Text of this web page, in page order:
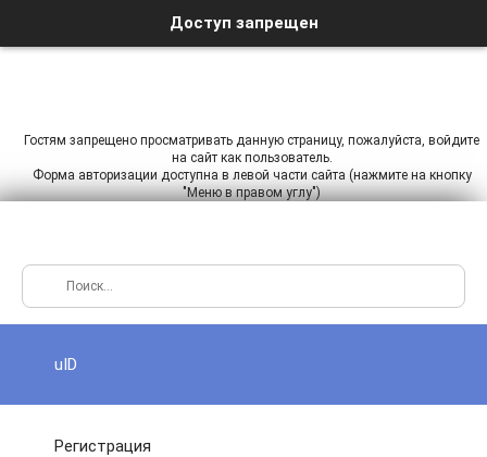
Доступ запрещен
Гостям запрещено просматривать данную страницу, пожалуйста, войдите
на сайт как пользователь.
Форма авторизации доступна в левой части сайта (нажмите на кнопку
"Меню в правом углу")
uID
Регистрация